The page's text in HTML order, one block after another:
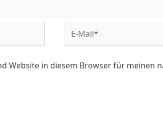
Website in diesem Browser für meinen